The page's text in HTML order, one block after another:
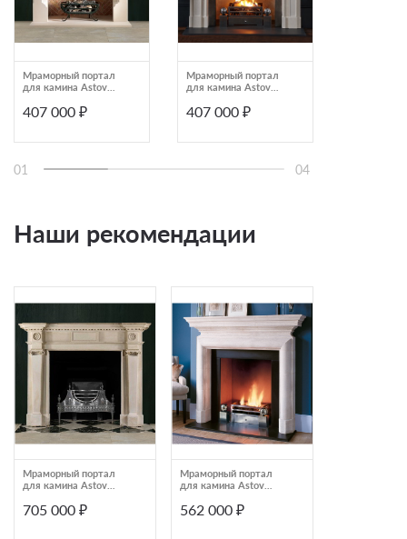
Мраморный портал
для камина Astov
407 000 ₽
Мраморный портал
для камина Astov
407 000 ₽
01 04
Наши рекомендации
Мраморный портал
для камина Astov
705 000 ₽
Мраморный портал
для камина Astov
562 000 ₽